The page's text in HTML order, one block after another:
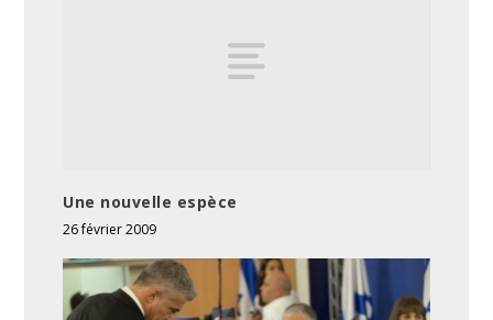
Une nouvelle espèce
26 février 2009